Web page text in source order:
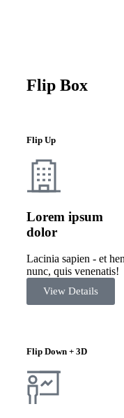
Flip Box
Flip Up
Lorem ipsum
dolor
Lacinia sapien - et
nunc, quis venenatis!
View Details
Flip Down + 3D